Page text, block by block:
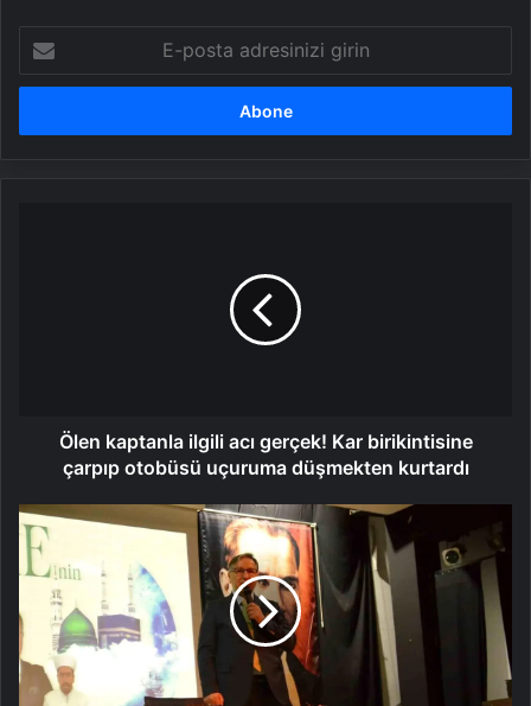
posta
adresinizi
uçuruma
düşmekten
Ölen kaptanla ilgili acı gerçek! Kar birikintisine
çarpıp otobüsü uçuruma düşmekten kurtardı
Mekke'nin
Fethi
Tavşanlı'da
Coşkuyla
Anıldı